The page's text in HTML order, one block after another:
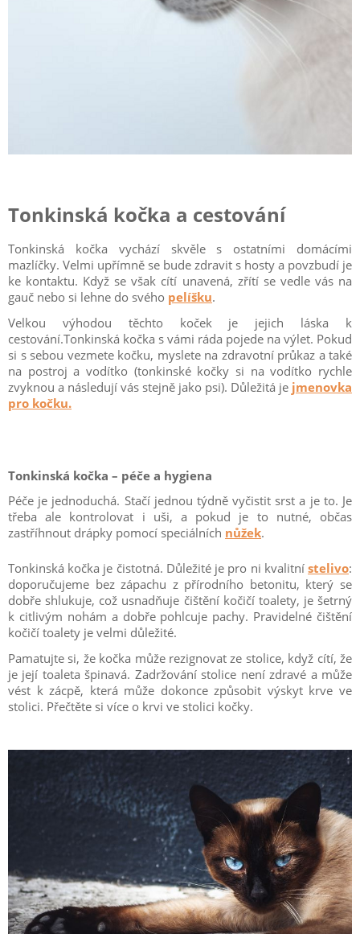
Tonkinská kočka a cestování
Tonkinská kočka vychází skvěle s ostatními domácími
mazlíčky. Velmi upřímně se bude zdravit s hosty a povzbudí je
ke kontaktu. Když se však cítí unavená, zřítí se vedle vás na
gauč nebo si lehne do svého pelíšku.
Velkou výhodou těchto koček je jejich láska k
cestování.Tonkinská kočka s vámi ráda pojede na výlet. Pokud
si s sebou vezmete kočku, myslete na zdravotní průkaz a také
na postroj a vodítko (tonkinské kočky si na vodítko rychle
zvyknou a následují vás stejně jako psi). Důležitá je jmenovka
pro kočku.
Tonkinská kočka – péče a hygiena
Péče je jednoduchá. Stačí jednou týdně vyčistit srst a je to. Je
třeba ale kontrolovat i uši, a pokud je to nutné, občas
zastříhnout drápky pomocí speciálních nůžek.
Tonkinská kočka je čistotná. Důležité je pro ni kvalitní stelivo:
doporučujeme bez zápachu z přírodního betonitu, který se
dobře shlukuje, což usnadňuje čištění kočičí toalety, je šetrný
k citlivým nohám a dobře pohlcuje pachy. Pravidelné čištění
kočičí toalety je velmi důležité.
Pamatujte si, že kočka může rezignovat ze stolice, když cítí, že
je její toaleta špinavá. Zadržování stolice není zdravé a může
vést k zácpě, která může dokonce způsobit výskyt krve ve
stolici. Přečtěte si více o krvi ve stolici kočky.